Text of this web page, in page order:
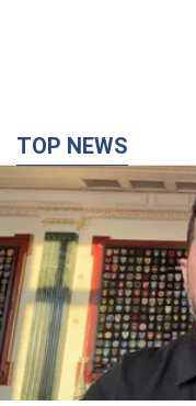
TOP NEWS